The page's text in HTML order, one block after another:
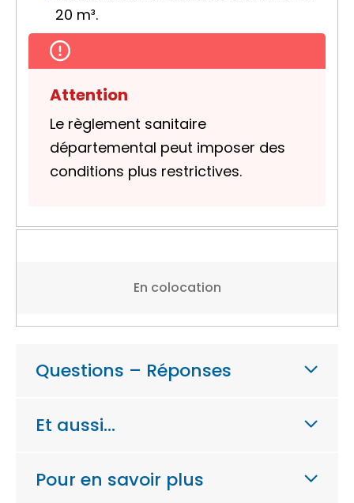
20 m³.
Attention
Le règlement sanitaire
départemental peut imposer des
conditions plus restrictives.
En colocation
Questions – Réponses
Et aussi…
Pour en savoir plus